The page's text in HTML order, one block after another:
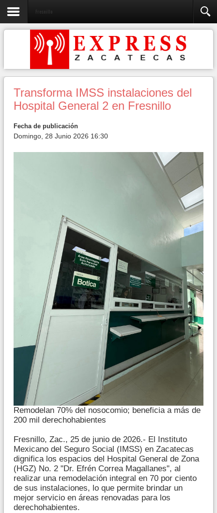
Fresnillo
Transforma IMSS instalaciones del
Hospital General 2 en Fresnillo
Fecha de publicación
Domingo, 28 Junio 2026 16:30
Remodelan 70% del nosocomio; beneficia a más de
200 mil derechohabientes
Fresnillo, Zac., 25 de junio de 2026.- El Instituto
Mexicano del Seguro Social (IMSS) en Zacatecas
dignifica los espacios del Hospital General de Zona
(HGZ) No. 2 "Dr. Efrén Correa Magallanes", al
realizar una remodelación integral en 70 por ciento
de sus instalaciones, lo que permite brindar un
mejor servicio en áreas renovadas para los
derechohabientes.